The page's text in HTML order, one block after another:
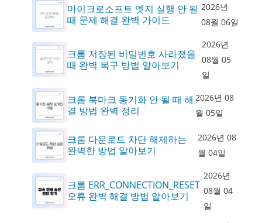
마이크로소프트 엣지 실행 안 될
때 문제 해결 완벽 가이드
2026년
08월 06일
크롬 저장된 비밀번호 사라졌을
때 완벽 복구 방법 알아보기
2026년
08월 05
일
크롬 북마크 동기화 안 될 때 해
결 방법 완벽 정리
2026년 08
월 05일
크롬 다운로드 차단 해제하는
완벽한 방법 알아보기
2026년 08
월 04일
크롬 ERR_CONNECTION_RESET
오류 완벽 해결 방법 알아보기
2026년
08월 04
일